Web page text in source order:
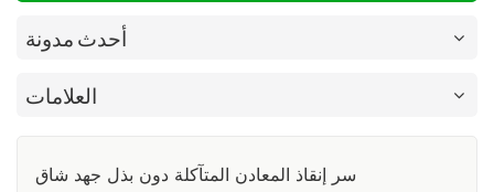
أحدث مدونة
العلامات
سر إنقاذ المعادن المتآكلة دون بذل جهد شاق